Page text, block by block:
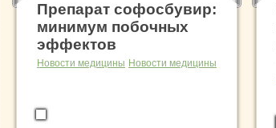
Препарат софосбувир:
минимум побочных
эффектов
Новости медицины Новости медицины